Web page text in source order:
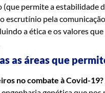
permite a estabilidade
pela
a ética e os valores
as áreas que
no combate à Covid-19?